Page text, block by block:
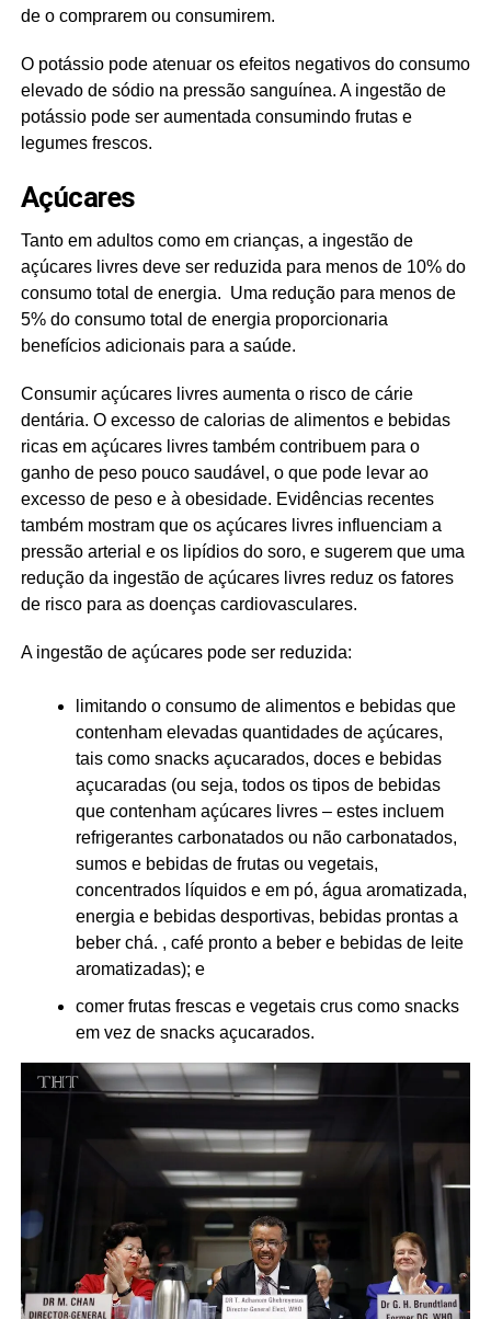
de o comprarem ou consumirem.
O potássio pode atenuar os efeitos negativos do consumo
elevado de sódio na pressão sanguínea. A ingestão de
potássio pode ser aumentada consumindo frutas e
legumes frescos.
Açúcares
Tanto em adultos como em crianças, a ingestão de
açúcares livres deve ser reduzida para menos de 10% do
consumo total de energia. Uma redução para menos de
5% do consumo total de energia proporcionaria
benefícios adicionais para a saúde.
Consumir açúcares livres aumenta o risco de cárie
dentária. O excesso de calorias de alimentos e bebidas
ricas em açúcares livres também contribuem para o
ganho de peso pouco saudável, o que pode levar ao
excesso de peso e à obesidade. Evidências recentes
também mostram que os açúcares livres influenciam a
pressão arterial e os lipídios do soro, e sugerem que uma
redução da ingestão de açúcares livres reduz os fatores
de risco para as doenças cardiovasculares.
A ingestão de açúcares pode ser reduzida:
limitando o consumo de alimentos e bebidas que
contenham elevadas quantidades de açúcares,
tais como snacks açucarados, doces e bebidas
açucaradas (ou seja, todos os tipos de bebidas
que contenham açúcares livres – estes incluem
refrigerantes carbonatados ou não carbonatados,
sumos e bebidas de frutas ou vegetais,
concentrados líquidos e em pó, água aromatizada,
energia e bebidas desportivas, bebidas prontas a
beber chá. , café pronto a beber e bebidas de leite
aromatizadas); e
comer frutas frescas e vegetais crus como snacks
em vez de snacks açucarados.